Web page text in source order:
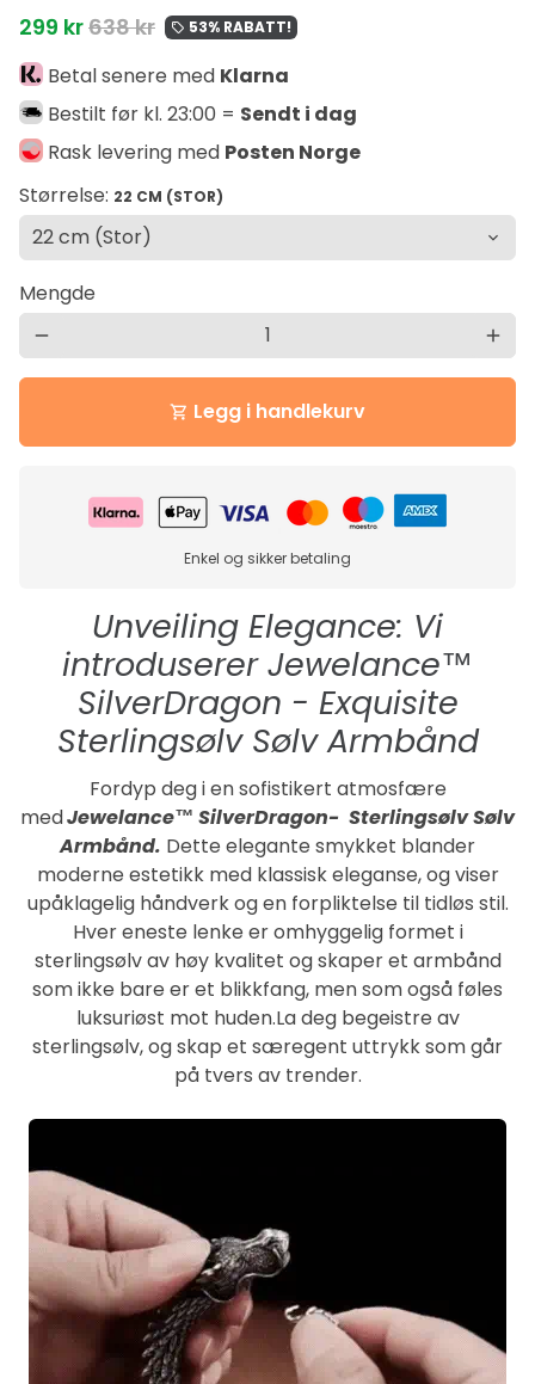
299 kr638 kr local_offer 53% RABATT!
Betal senere med Klarna
Bestilt før kl. 23:00 = Sendt i dag
Rask levering med Posten Norge
Størrelse: 22 CM (STOR)
Mengde
remove add
shopping_cart Legg i handlekurv
Enkel og sikker betaling
Unveiling Elegance: Vi
introduserer Jewelance™
SilverDragon - Exquisite
Sterlingsølv Sølv Armbånd
Fordyp deg i en sofistikert atmosfære
medJewelance™ SilverDragon- Sterlingsølv Sølv
Armbånd. Dette elegante smykket blander
moderne estetikk med klassisk eleganse, og viser
upåklagelig håndverk og en forpliktelse til tidløs stil.
Hver eneste lenke er omhyggelig formet i
sterlingsølv av høy kvalitet og skaper et armbånd
som ikke bare er et blikkfang, men som også føles
luksuriøst mot huden.La deg begeistre av
sterlingsølv, og skap et særegent uttrykk som går
på tvers av trender.